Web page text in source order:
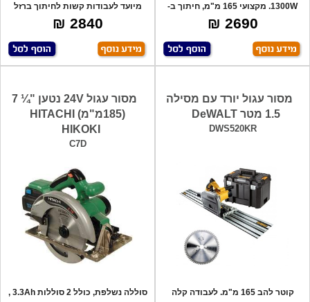
1300W. מקצועי 165 מ"מ, חיתוך ב-
45 מעלות
2690 ₪
מיועד לעבודות קשות לחיתוך ברזל
ומתכת, לל
2840 ₪
מסור עגול יורד עם מסילה
1.5 מטר DeWALT
DWS520KR
קוטר להב 165 מ"מ. לעבודה קלה
מסור עגול 24V נטען "¼ 7
(185מ"מ) HITACHI
HIKOKI
C7D
סוללה נשלפת, כולל 2 סוללות 3.3Ah ,